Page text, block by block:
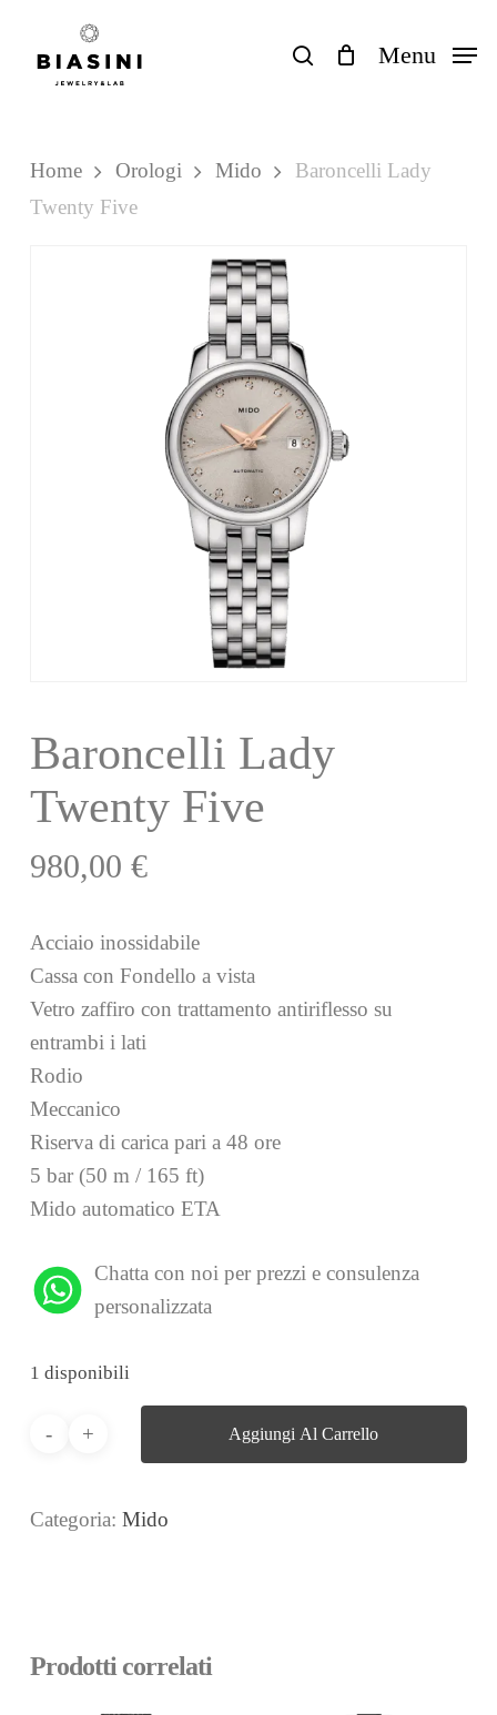
search Menu
Carrello
Close
Cart
Home Orologi Mido
Baroncelli Lady
Twenty Five
Baroncelli Lady
Twenty Five
980,00 €
Acciaio inossidabile
Cassa con Fondello a vista
Vetro zaffiro con trattamento antiriflesso su
entrambi i lati
Rodio
Meccanico
Riserva di carica pari a 48 ore
5 bar (50 m / 165 ft)
Mido automatico ETA
Chatta con noi per prezzi e consulenza
personalizzata
1 disponibili
Aggiungi Al Carrello
Categoria: Mido
Prodotti correlati